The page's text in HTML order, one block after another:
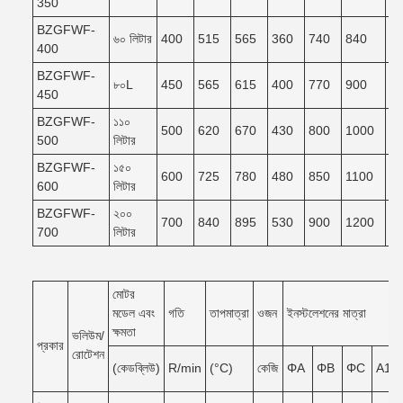
BZGFWF-
400
৬০ লিটার 400 515 565 360 740 840
BZGFWF-
450
৮০L 450 565 615 400 770 900
BZGFWF-
500
১১০
লিটার
500 620 670 430 800 1000
BZGFWF-
600
১৫০
লিটার
600 725 780 480 850 1100
BZGFWF-
700
২০০
লিটার
700 840 895 530 900 1200
প্রকার
ভলিউম/
রোটেশন
মোটর
মডেল এবং
ক্ষমতা
গতি তাপমাত্রা ওজন ইনস্টলেশনের মাত্রা
(কেডব্লিউ) R/min (°C) কেজি ΦA ΦB ΦC A1